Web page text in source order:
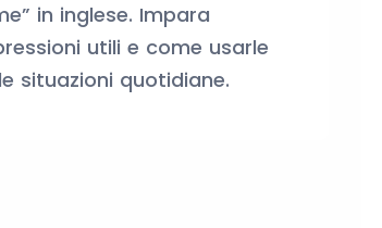
in inglese. Impara
utili e come usarle
situazioni quotidiane.